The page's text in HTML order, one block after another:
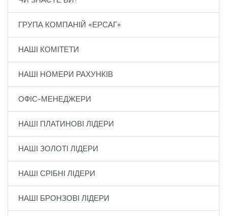
ГРУПА КОМПАНІЙ «ЕРСАГ»
НАШІ КОМІТЕТИ
НАШІ НОМЕРИ РАХУНКІВ
ОФІС-МЕНЕДЖЕРИ
НАШІ ПЛАТИНОВІ ЛІДЕРИ
НАШІ ЗОЛОТІ ЛІДЕРИ
НАШІ СРІБНІ ЛІДЕРИ
НАШІ БРОНЗОВІ ЛІДЕРИ